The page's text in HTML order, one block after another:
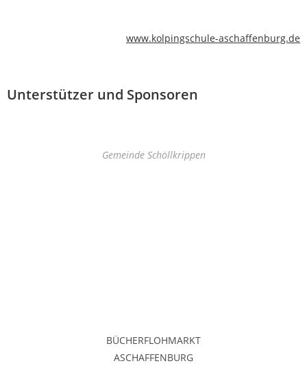
www.kolpingschule-aschaffenburg.de
Unterstützer und Sponsoren
Gemeinde Schöllkrippen
BÜCHERFLOHMARKT
ASCHAFFENBURG